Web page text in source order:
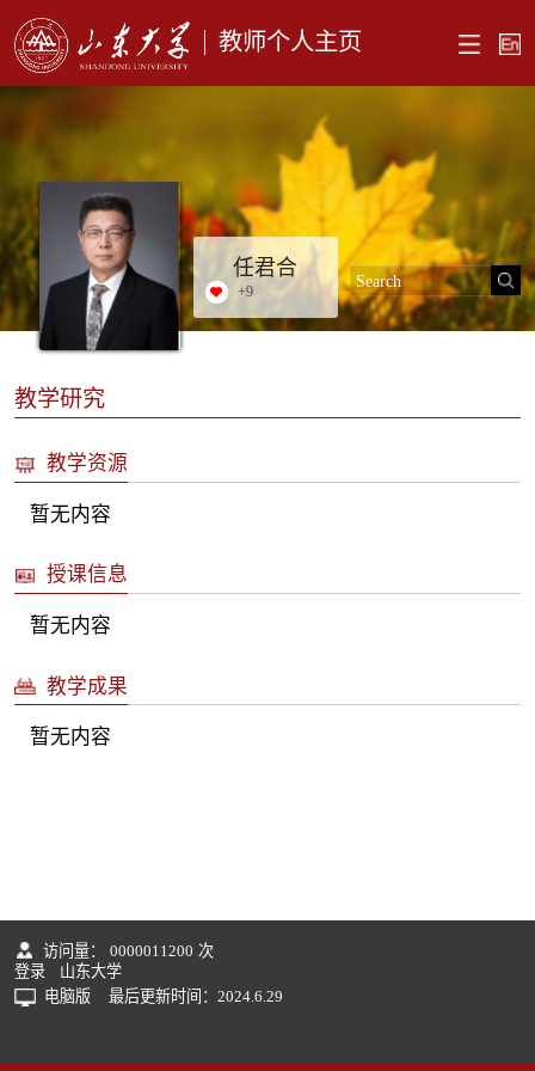
教师个人主页
任君合
+9
教学研究
教学资源
暂无内容
授课信息
暂无内容
教学成果
暂无内容
访问量： 0000011200 次
登录
山东大学
电脑版
最后更新时间： 2024.6.29